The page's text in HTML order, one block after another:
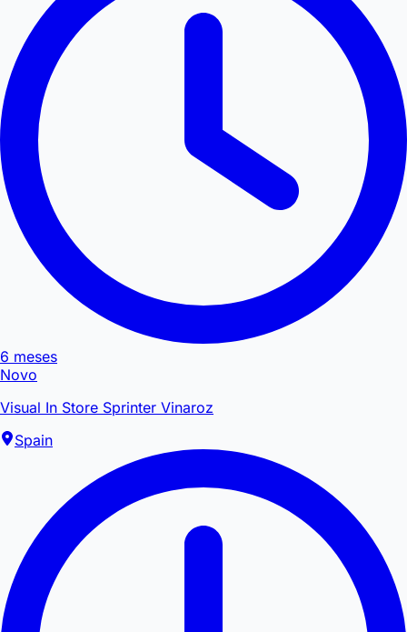
6 meses
Novo
Visual In Store Sprinter Vinaroz
Spain